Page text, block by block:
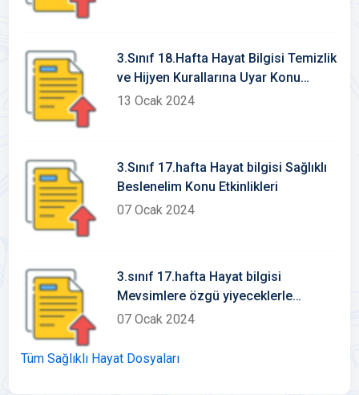
3.Sınıf 18.Hafta Hayat Bilgisi Temizlik
ve Hijyen Kurallarına Uyar Konu
Etkinlikleri
13 Ocak 2024
3.Sınıf 17.hafta Hayat bilgisi Sağlıklı
Beslenelim Konu Etkinlikleri
07 Ocak 2024
3.sınıf 17.hafta Hayat bilgisi
Mevsimlere özgü yiyeceklerle
beslenirim Konu Etkinlikleri
07 Ocak 2024
Tüm Sağlıklı Hayat Dosyaları